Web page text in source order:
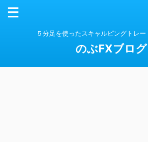
５分足を使ったスキャルピングトレ
のぶFXブログ